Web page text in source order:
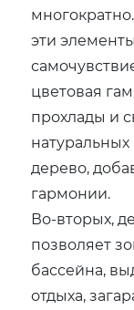
эти
цветовая
прохлады и
натуральных
дерево,
гармонии.
Во-вторых,
позволяет
бассейна,
отдыха,